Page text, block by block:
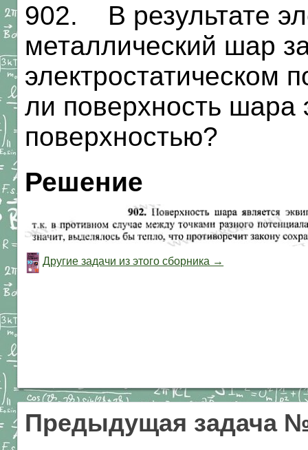
902. В результате
металлический шар
электростатическом
ли поверхность шара
поверхностью?
Решение
Другие задачи из этого сборника →
Предыдущая задача